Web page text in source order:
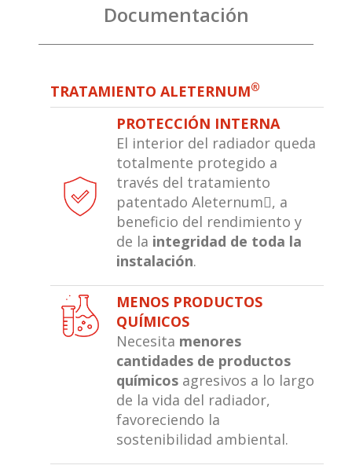
Documentación
TRATAMIENTO ALETERNUM®
PROTECCIÓN INTERNA
El interior del radiador queda
totalmente protegido a
través del tratamiento
patentado Aleternum, a
beneficio del rendimiento y
de la integridad de toda la
instalación.
MENOS PRODUCTOS
QUÍMICOS
Necesita menores
cantidades de productos
químicos agresivos a lo largo
de la vida del radiador,
favoreciendo la
sostenibilidad ambiental.